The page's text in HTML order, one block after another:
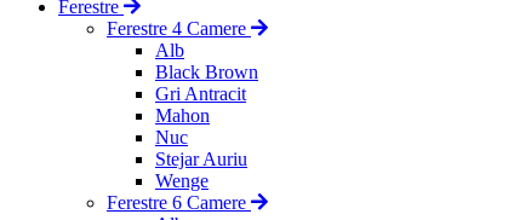
Ferestre
Ferestre 4 Camere
Alb
Black Brown
Gri Antracit
Mahon
Nuc
Stejar Auriu
Wenge
Ferestre 6 Camere